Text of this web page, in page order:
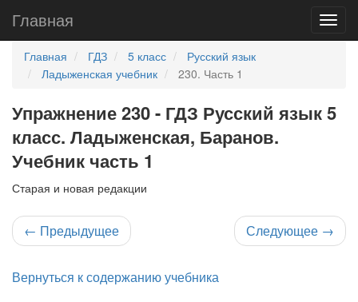
Главная
Главная ГДЗ 5 класс
Русский язык
Ладыженская учебник
230. Часть 1
Упражнение 230 - ГДЗ Русский язык 5
класс. Ладыженская, Баранов.
Учебник часть 1
Старая и новая редакции
← Предыдущее Следующее →
Вернуться к содержанию учебника